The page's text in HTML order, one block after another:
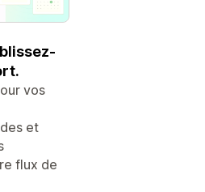
vos
et
flux de